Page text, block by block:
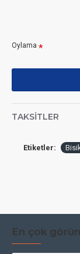
Oylama
TAKSITLER
Etiketler:
En çok